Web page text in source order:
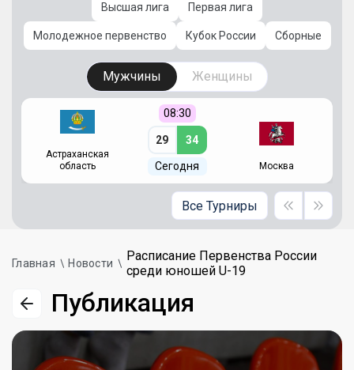
Высшая лига Первая лига
Молодежное первенство Кубок России Сборные
Мужчины Женщины
Астраханская
область
08:30
29 34
Сегодня Москва
Все Турниры
Главная Новости
Расписание Первенства России
среди юношей U-19
Публикация